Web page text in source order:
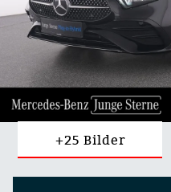
+25 Bilder